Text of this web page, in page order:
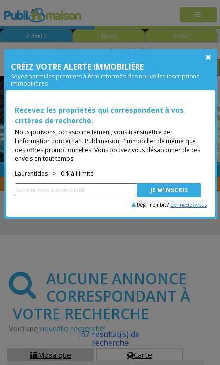
À Vendre Neuves À Louer
Chambre Prix
Mirabel Laurentides
Placer une annonce
Vous êtes courtier, transférer vos propriétés avecCENTRIS
AUCUNE ANNONCE
CORRESPONDANT À
VOTRE RECHERCHE
Voici une nouvelle recherche!
Mosaïque Carte
67 résultat(s) de
recherche
CRÉEZ VOTRE ALERTE IMMOBILIÈRE
Soyez parmi les premiers à être informés des nouvelles inscriptions
immobilières
Recevez les propriétés qui correspondent à vos
critères de recherche.
Nous pouvons, occasionnellement, vous transmettre de
l'information concernant Publimaison, l'immobilier de même que
des offres promotionnelles. Vous pouvez vous désabonner de ces
envois en tout temps.
Laurentides
> 0 $ à Illimité
Déjà membre? Connectez-vous